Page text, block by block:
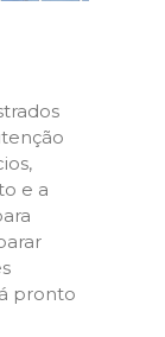
e a
pronto